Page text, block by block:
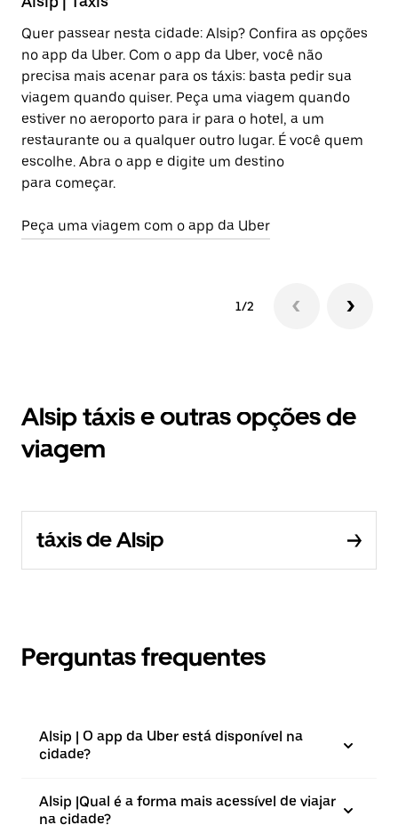
Quer passear nesta cidade: Alsip? Confira as opções
no app da Uber. Com o app da Uber, você não
precisa mais acenar para os táxis: basta pedir sua
viagem quando quiser. Peça uma viagem quando
estiver no aeroporto para ir para o hotel, a um
restaurante ou a qualquer outro lugar. É você quem
escolhe. Abra o app e digite um destino
para começar.
Peça uma viagem com o app da Uber
1/2
Alsip táxis e outras opções de
viagem
táxis de Alsip
Perguntas frequentes
Alsip | O app da Uber está disponível na
cidade?
Alsip |⁠Qual é a forma mais acessível de viajar
na cidade?